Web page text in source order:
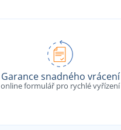
Garance snadného vrácení
online formulář pro rychlé vyřízení